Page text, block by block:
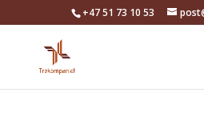
+47 51 73 10 53